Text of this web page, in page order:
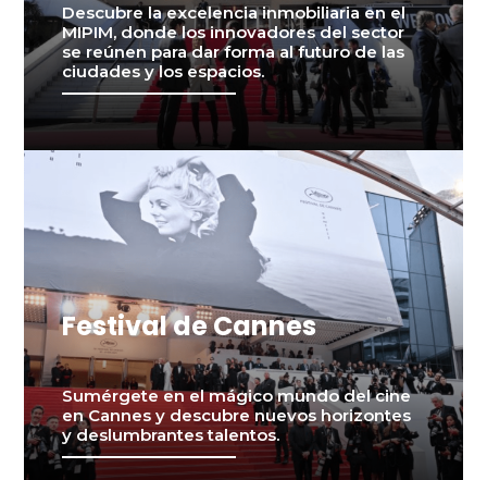
Descubre la excelencia inmobiliaria en el
MIPIM, donde los innovadores del sector
se reúnen para dar forma al futuro de las
ciudades y los espacios.
Festival de Cannes
Sumérgete en el mágico mundo del cine
en Cannes y descubre nuevos horizontes
y deslumbrantes talentos.